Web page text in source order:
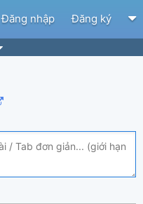
Đăng nhập Đăng ký
Tải ứng dụng